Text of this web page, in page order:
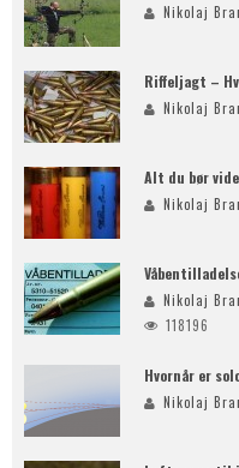
Nikolaj
Riffeljagt –
Nikolaj
Alt du bør
Nikolaj
Nikolaj
118196
Hvornår er
Nikolaj